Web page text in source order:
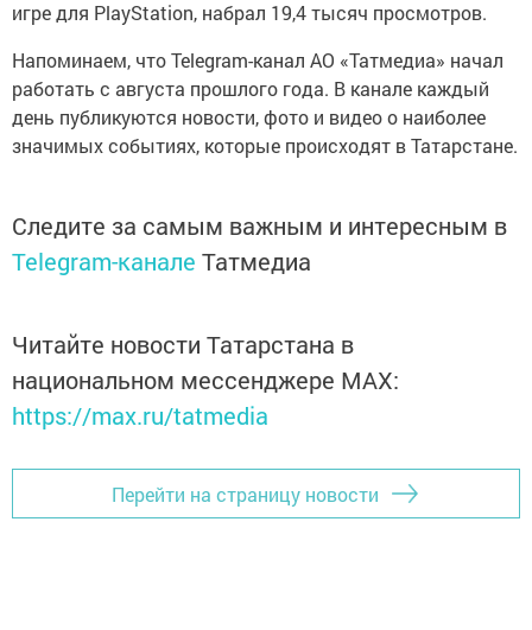
игре для PlayStation, набрал 19,4 тысяч просмотров.
Напоминаем, что Telegram-канал АО «Татмедиа» начал
работать с августа прошлого года. В канале каждый
день публикуются новости, фото и видео о наиболее
значимых событиях, которые происходят в Татарстане.
Следите за самым важным и интересным в
Telegram-канале Татмедиа
Читайте новости Татарстана в
национальном мессенджере MАХ:
https://max.ru/tatmedia
Перейти на страницу новости